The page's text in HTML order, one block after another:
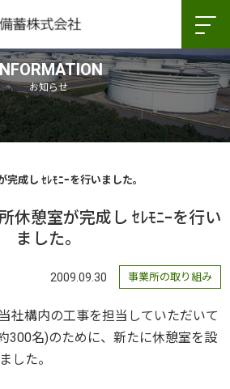
お知らせ
成し ｾﾚﾓﾆｰを行いました。
憩室が完成し ｾﾚﾓﾆｰを行い
ました。
2009.09.30 事業所の取り組み
社構内の工事を担当していただいて
300名)のために、新たに休憩室を設
した。